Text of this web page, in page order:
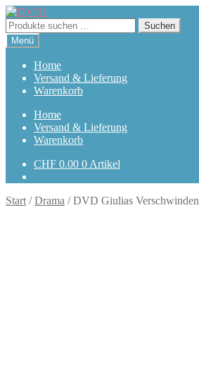
Zur
Navigation
springen
Zum
Inhalt
springen
Suchen
nach:
Suchen
Menü
Home
Versand & Lieferung
Warenkorb
Home
Versand & Lieferung
Warenkorb
CHF 0.00 0 Artikel
Start /Drama /DVD Giulias Verschwinden